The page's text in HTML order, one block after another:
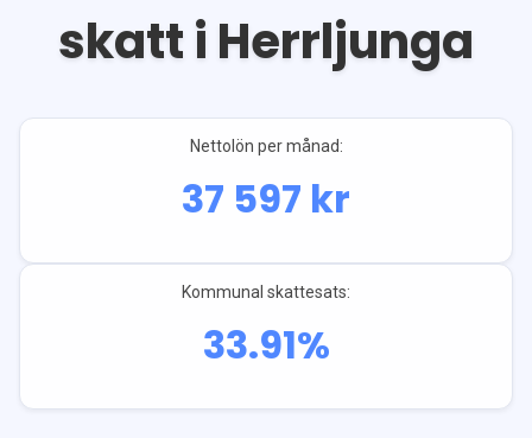
skatt i Herrljunga
Nettolön per månad:
37 597 kr
Kommunal skattesats:
33.91%